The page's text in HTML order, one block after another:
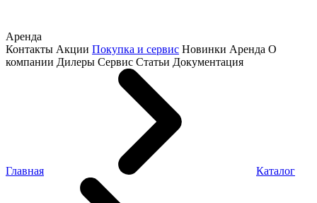
Аренда
Контакты Акции Покупка и сервис Новинки Аренда О
компании Дилеры Сервис Статьи Документация
Главная Каталог